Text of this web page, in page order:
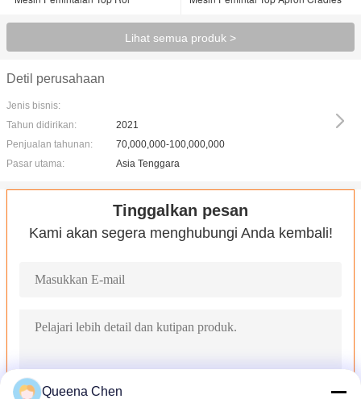
Lihat semua produk >
Detil perusahaan
Jenis bisnis:
Tahun didirikan:
2021
Penjualan tahunan:
70,000,000-100,000,000
Pasar utama:
Asia Tenggara
Tinggalkan pesan
Kami akan segera menghubungi Anda kembali!
Queena Chen